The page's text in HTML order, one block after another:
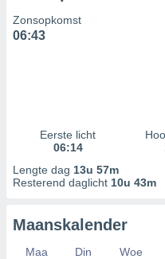
Zonsopkomst
06:43
Eerste licht
06:14
Lengte dag 13u 57m
Resterend daglicht 10u 43m
Maanskalender
Maa Din Woe